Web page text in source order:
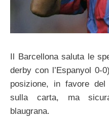
Il Barcellona saluta le
derby con l’Espanyol 0-
posizione, in favore
sulla carta, ma
blaugrana.